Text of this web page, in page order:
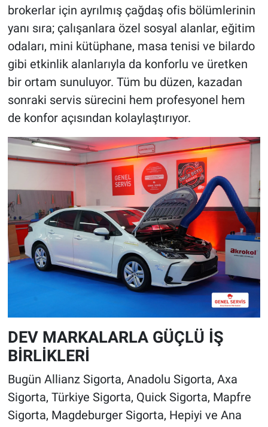
brokerlar için ayrılmış çağdaş ofis bölümlerinin
yanı sıra; çalışanlara özel sosyal alanlar, eğitim
odaları, mini kütüphane, masa tenisi ve bilardo
gibi etkinlik alanlarıyla da konforlu ve üretken
bir ortam sunuluyor. Tüm bu düzen, kazadan
sonraki servis sürecini hem profesyonel hem
de konfor açısından kolaylaştırıyor.
DEV MARKALARLA GÜÇLÜ İŞ
BİRLİKLERİ
Bugün Allianz Sigorta, Anadolu Sigorta, Axa
Sigorta, Türkiye Sigorta, Quick Sigorta, Mapfre
Sigorta, Magdeburger Sigorta, Hepiyi ve Ana